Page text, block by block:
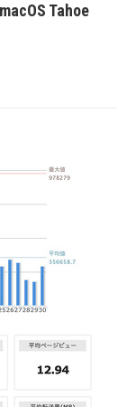
Tahoe